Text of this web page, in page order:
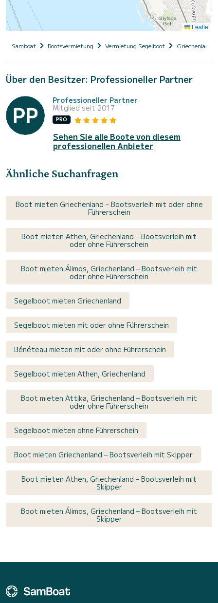
Leaflet
Samboat Bootsvermietung Vermietung Segelboot Griechenland
Über den Besitzer: Professioneller Partner
Professioneller Partner
Mitglied seit 2017
PRO
Sehen Sie alle Boote von diesem
professionellen Anbieter
Ähnliche Suchanfragen
Boot mieten Griechenland – Bootsverleih mit oder ohne
Führerschein
Boot mieten Athen, Griechenland – Bootsverleih mit
oder ohne Führerschein
Boot mieten Álimos, Griechenland – Bootsverleih mit
oder ohne Führerschein
Segelboot mieten Griechenland
Segelboot mieten mit oder ohne Führerschein
Bénéteau mieten mit oder ohne Führerschein
Segelboot mieten Athen, Griechenland
Boot mieten Attika, Griechenland – Bootsverleih mit
oder ohne Führerschein
Segelboot mieten ohne Führerschein
Boot mieten Griechenland – Bootsverleih mit Skipper
Boot mieten Athen, Griechenland – Bootsverleih mit
Skipper
Boot mieten Álimos, Griechenland – Bootsverleih mit
Skipper